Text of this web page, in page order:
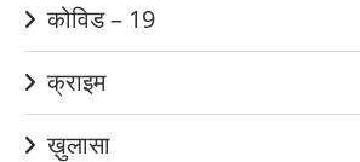
कोविड – 19
क्राइम
ख़ुलासा